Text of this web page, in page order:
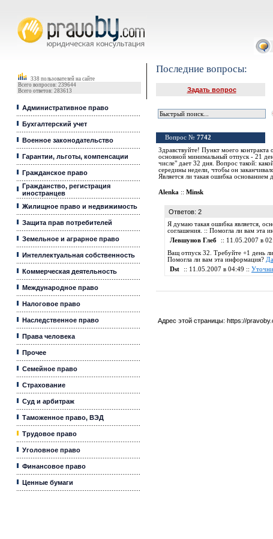
338 пользователей на сайте
Всего вопросов: 239644
Всего ответов: 283613
Административное право
Бухгалтерский учет
Военное законодательство
Гарантии, льготы, компенсации
Гражданское право
Гражданство, регистрация
иностранцев
Жилищное право и недвижимость
Защита прав потребителей
Земельное и аграрное право
Интеллектуальная собственность
Коммерческая деятельность
Международное право
Налоговое право
Наследственное право
Права человека
Прочее
Семейное право
Страхование
Суд и арбитраж
Таможенное право, ВЭД
Трудовое право
Уголовное право
Финансовое право
Ценные бумаги
Последние вопросы:
Задать вопрос
Вопрос № 7742
Здравствуйте! Пункт моего контракта
основной минимальный отпуск - 21
числе" дает 32 дня. Вопрос такой:
середины недели, чтобы он
Является ли такая ошибка основанием
Alenka :: Minsk
Ответов: 2
Я думаю такая ошибка является,
соглашения. :: Помогла ли вам эта
Левшунов Глеб
:: 11.05.2007 в
Ващ отпуск 32. Требуйте +1 день
Помогла ли вам эта информация? Да
Dst
:: 11.05.2007 в 04:49 ::
Адрес этой страницы: https://